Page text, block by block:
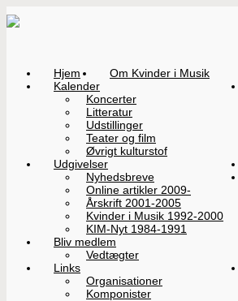
Hjem
Om Kvinder i Musik
Kalender
Koncerter
Litteratur
Udstillinger
Teater og film
Øvrigt kulturstof
Udgivelser
Nyhedsbreve
Online artikler 2009-
Årskrift 2001-2005
Kvinder i Musik 1992-2000
KIM-Nyt 1984-1991
Bliv medlem
Vedtægter
Links
Organisationer
Komponister